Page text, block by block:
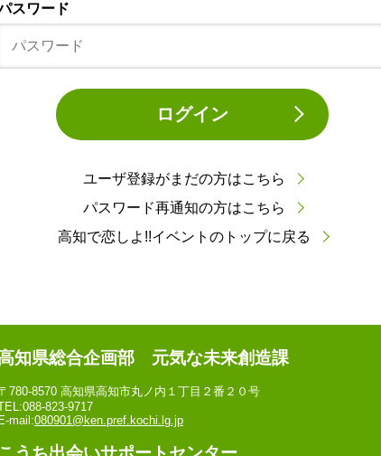
スワード
ログイン
ユーザ登録がまだの方はこちら
パスワード再通知の方はこちら
高知で恋しよ!!イベントのトップに戻る
知県総合企画部 元気な未来創造課
780-8570 高知県高知市丸ノ内１丁目２番２０号
823-9717
E-mail:080901@ken.pref.kochi.lg.jp